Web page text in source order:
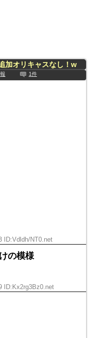
加オリキャスなし！w
1件
ID:Vdldh/NT0.net
の模様
ID:Kx2rg3Bz0.net